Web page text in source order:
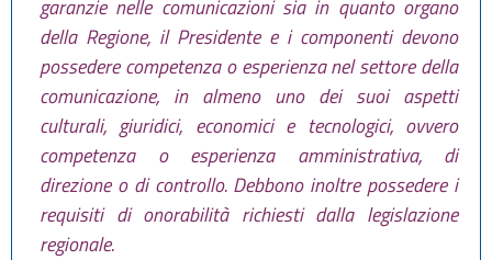
garanzie nelle comunicazioni sia in quanto organo
della Regione, il Presidente e i componenti devono
possedere competenza o esperienza nel settore della
comunicazione, in almeno uno dei suoi aspetti
culturali, giuridici, economici e tecnologici, ovvero
competenza o esperienza amministrativa, di
direzione o di controllo. Debbono inoltre possedere i
requisiti di onorabilità richiesti dalla legislazione
regionale.